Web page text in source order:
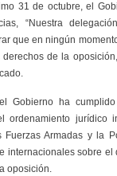
31 de octubre, el
“Nuestra
que en ningún
de la
Gobierno ha
ordenamiento jurídico
Armadas y la
internacionales sobre el
oposición.